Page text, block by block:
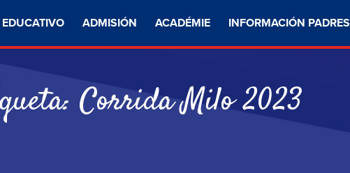
ADMISIÓN ACADÉMIE INFORMACIÓN PADRES
Corrida Milo 2023